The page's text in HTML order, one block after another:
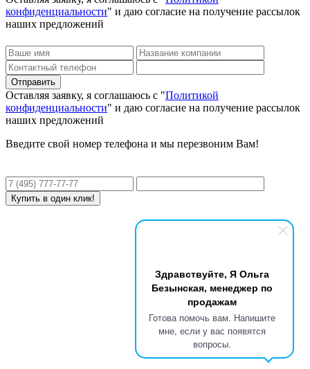
Здравствуйте, Я Ольга
Безынская, менеджер по
продажам
Готова помочь вам. Напишите
мне, если у вас появятся
вопросы.
конфиденциальности" и даю согласие на получение рассылок
наших предложений
Оставляя заявку, я соглашаюсь с "Политикой
конфиденциальности" и даю согласие на получение рассылок
наших предложений
Введите свой номер телефона и мы перезвоним Вам!